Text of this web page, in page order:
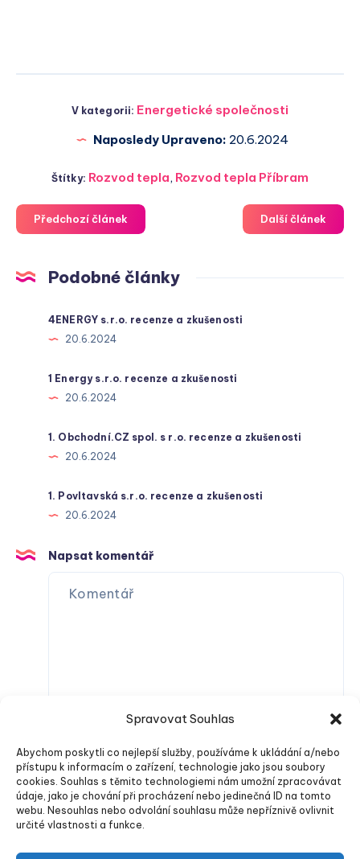
Spravovat Souhlas
Abychom poskytli co nejlepší služby, používáme k ukládání a/nebo
přístupu k informacím o zařízení, technologie jako jsou soubory
cookies. Souhlas s těmito technologiemi nám umožní zpracovávat
údaje, jako je chování při procházení nebo jedinečná ID na tomto
webu. Nesouhlas nebo odvolání souhlasu může nepříznivě ovlivnit
určité vlastnosti a funkce.
V kategorii: Energetické společnosti
Naposledy Upraveno: 20.6.2024
Štítky: Rozvod tepla, Rozvod tepla Příbram
Předchozí článek Další článek
Podobné články
4ENERGY s.r.o. recenze a zkušenosti
20.6.2024
1 Energy s.r.o. recenze a zkušenosti
20.6.2024
1. Obchodní.CZ spol. s r.o. recenze a zkušenosti
20.6.2024
1. Povltavská s.r.o. recenze a zkušenosti
20.6.2024
Napsat komentář